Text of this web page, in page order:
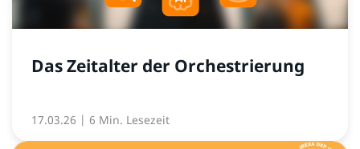
Das Zeitalter der Orchestrierung
17.03.26 | 6 Min. Lesezeit